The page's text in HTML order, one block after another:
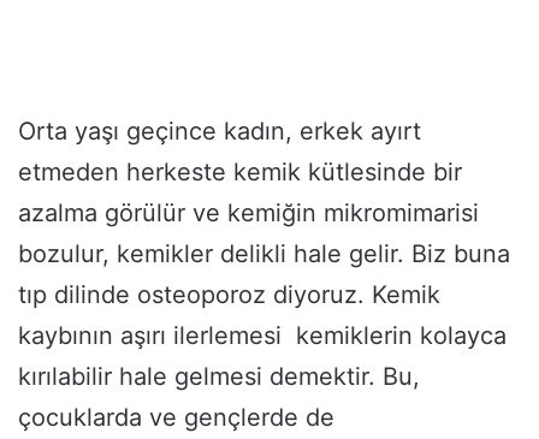
Orta yaşı geçince kadın, erkek ayırt
etmeden herkeste kemik kütlesinde bir
azalma görülür ve kemiğin mikromimarisi
bozulur, kemikler delikli hale gelir. Biz buna
tıp dilinde osteoporoz diyoruz. Kemik
kaybının aşırı ilerlemesi kemiklerin kolayca
kırılabilir hale gelmesi demektir. Bu,
çocuklarda ve gençlerde de